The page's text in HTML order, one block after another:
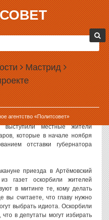
Мастрид
агентство «Политсовет»
ПОТРЕБОВАЛИ ОТ
ИЗВИНЕНИЙ
с обращением, в котором
области Евгения
Их возмутило, что губернатор
в газете «Егоршинские
выступили местные жители
которые в начале ноября
отставки губернатора
приезда в Артёмовский
газет оскорбили жителей
в митинге те, кому делать
считаете, что главу нужно
выбрать идиота. Оскорбили
что в депутаты могут избирать